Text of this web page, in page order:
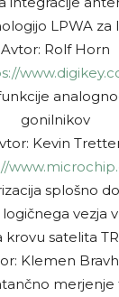
LPWA za
Avtor: Rolf Horn
gonilnikov
Kevin
splošno
vezja
krovu satelita
Klemen